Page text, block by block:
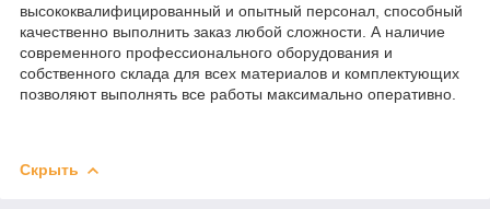
высококвалифицированный и опытный персонал, способный
качественно выполнить заказ любой сложности. А наличие
современного профессионального оборудования и
собственного склада для всех материалов и комплектующих
позволяют выполнять все работы максимально оперативно.
Скрыть